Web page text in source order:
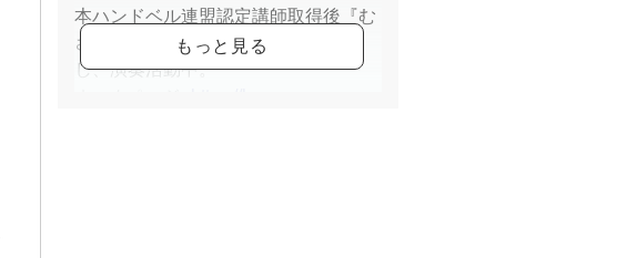
本ハンドベル連盟認定講師取得後『む
さし村山ハンドベルてんし』を主宰
し、演奏活動中。